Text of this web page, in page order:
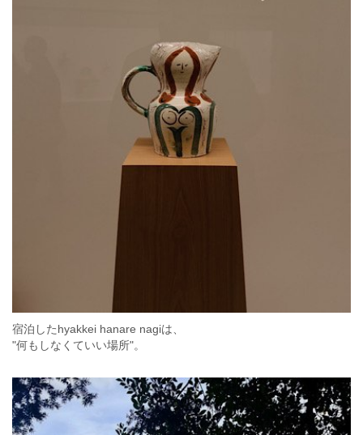
宿泊したhyakkei hanare nagiは、
"何もしなくていい場所"。